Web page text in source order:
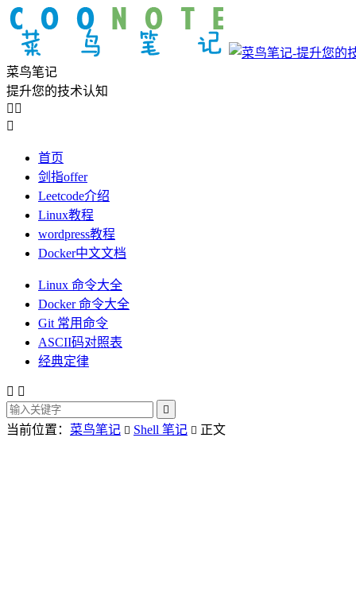
菜鸟笔记
提升您的技术认知
 

首页
剑指offer
Leetcode介绍
Linux教程
wordpress教程
Docker中文文档
Linux 命令大全
Docker 命令大全
Git 常用命令
ASCII码对照表
经典定律
 

当前位置： 菜鸟笔记  Shell 笔记  正文